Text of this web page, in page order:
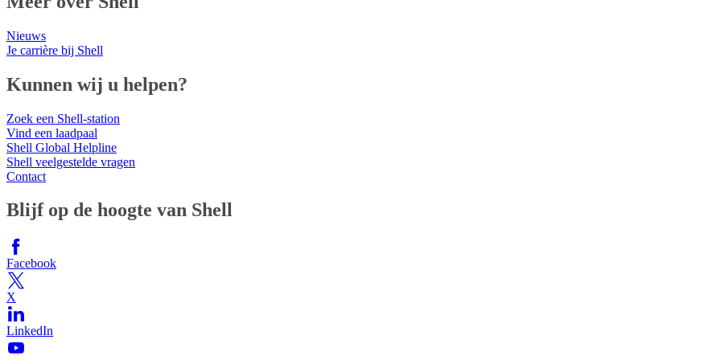
Nieuws
Je carrière bij Shell
Kunnen wij u helpen?
Zoek een Shell-station
Vind een laadpaal
Shell Global Helpline
Shell veelgestelde vragen
Contact
Blijf op de hoogte van Shell
Facebook
X
LinkedIn